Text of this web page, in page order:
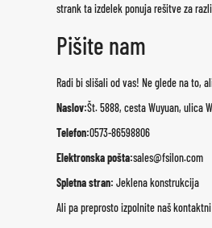
strank ta izdelek ponuja rešitve za
Pišite nam
Radi bi slišali od vas! Ne glede na to,
Naslov:Št. 5888, cesta Wuyuan, ulica
Telefon:0573-86598806
Elektronska pošta:sales@fsilon.com
Spletna stran: Jeklena konstrukcija
Ali pa preprosto izpolnite naš